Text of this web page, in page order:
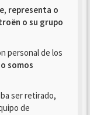
representa o
o su grupo
personal de los
somos
ser retirado,
de